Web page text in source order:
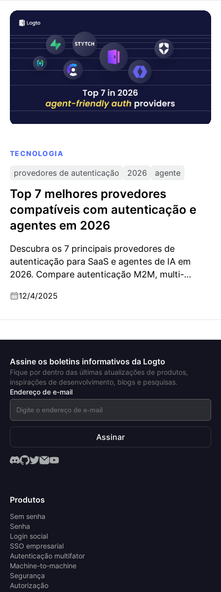
TECNOLOGIA
provedores de autenticação 2026 agente
Top 7 melhores provedores
compatíveis com autenticação e
agentes em 2026
Descubra os 7 principais provedores de
autenticação para SaaS e agentes de IA em
2026. Compare autenticação M2M, multi-
para empresas.
12/4/2025
Top 7 melhores provedores compatíveis com
autenticação e agentes em 2026
Assine os boletins informativos da Logto
Fique por dentro das últimas atualizações de produtos,
inspirações de desenvolvimento, blogs e pesquisas.
Endereço de e-mail
Assinar
Produtos
Sem senha
Senha
Login social
SSO empresarial
Autenticação multifator
Machine-to-machine
Segurança
Autorização